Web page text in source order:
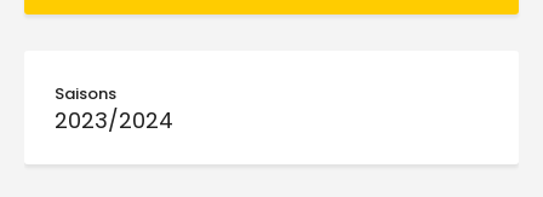
Saisons
2023/2024